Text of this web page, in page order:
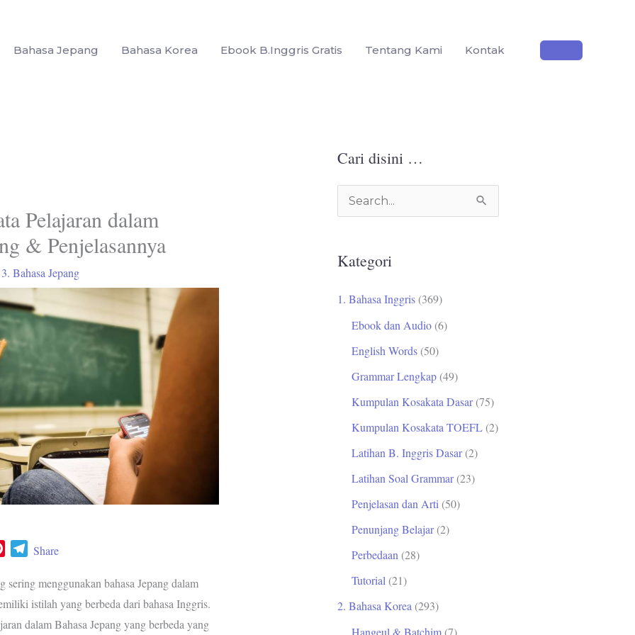
Bahasa Jepang Bahasa Korea Ebook B.Inggris Gratis Tentang Kami Kontak
Pelajaran dalam
& Penjelasannya
3. Bahasa Jepang
n
t
T
l
e
g
Share
sering menggunakan bahasa Jepang dalam
istilah yang berbeda dari bahasa Inggris.
dalam Bahasa Jepang yang berbeda yang
Cari disini …
i
u
Kategori
1. Bahasa Inggris (369)
Ebook dan Audio (6)
English Words (50)
Grammar Lengkap (49)
Kumpulan Kosakata Dasar(75)
Kumpulan Kosakata TOEFL (2)
Latihan B. Inggris Dasar(2)
Latihan Soal Grammar(23)
Penjelasan dan Arti (50)
Penunjang Belajar(2)
Perbedaan (28)
Tutorial (21)
2. Bahasa Korea (293)
Hangeul & Batchim (7)